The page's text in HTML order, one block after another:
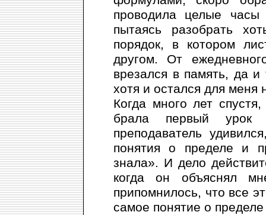
проводила целые часы
пытаясь разобрать
порядок, в котором
другом. От
врезался в память, да и
хотя и остался для меня
Когда много лет
брала первый урок
преподаватель
понятия о пределе и
знала». И дело
когда он объяснял
припомнилось, что все
самое понятие о